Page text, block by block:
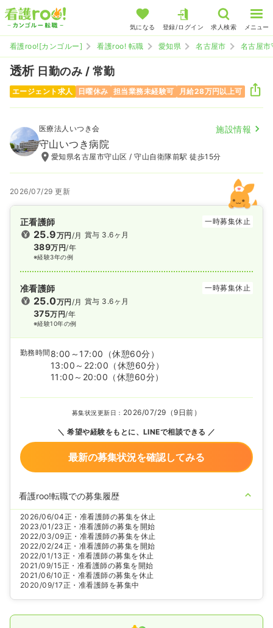
気になる 登録/ログイン 求人検索 メニュー
看護roo![カンゴルー] 看護roo! 転職 愛知県 名古屋市 名古屋市
透析日勤のみ / 常勤
エージェント求人 日曜休み 担当業務未経験可 月給28万円以上可
医療法人いつき会 施設情報
守山いつき病院
愛知県名古屋市守山区 / 守山自衛隊前駅 徒歩15分
2026/07/29 更新
正看護師 一時募集休止
25.9万円/月
389万円/年
※経験3年の例
賞与 3.6ヶ月
准看護師 一時募集休止
25.0万円/月
375万円/年
※経験10年の例
賞与 3.6ヶ月
勤務時間 8:00～17:00
（休憩60分）
13:00～22:00 （休憩60分）
11:00～20:00 （休憩60分）
募集状況更新日： 2026/07/29（9日前）
希望や経験をもとに、LINEで相談できる
最新の募集状況を確認してみる
看護roo!転職での募集履歴
2026/06/04正・准看護師の募集を休止
2023/01/23正・准看護師の募集を開始
2022/03/09正・准看護師の募集を休止
2022/02/24正・准看護師の募集を開始
2022/01/13正・准看護師の募集を休止
2021/09/15正・准看護師の募集を開始
2021/06/10正・准看護師の募集を休止
2020/09/17正・准看護師を募集中